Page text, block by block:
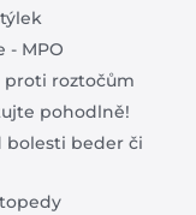
- MPO
proti roztočům
pohodlně!
bolesti beder či